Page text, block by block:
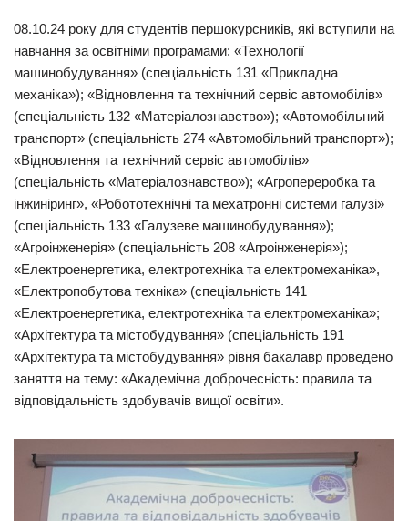
08.10.24 року для студентів першокурсників, які вступили на
навчання за освітніми програмами: «Технології
машинобудування» (спеціальність 131 «Прикладна
механіка»); «Відновлення та технічний сервіс автомобілів»
(спеціальність 132 «Матеріалознавство»); «Автомобільний
транспорт» (спеціальність 274 «Автомобільний транспорт»);
«Відновлення та технічний сервіс автомобілів»
(спеціальність «Матеріалознавство»); «Агропереробка та
інжиніринг», «Робототехнічні та мехатронні системи галузі»
(спеціальність 133 «Галузеве машинобудування»);
«Агроінженерія» (спеціальність 208 «Агроінженерія»);
«Електроенергетика, електротехніка та електромеханіка»,
«Електропобутова техніка» (спеціальність 141
«Електроенергетика, електротехніка та електромеханіка»;
«Архітектура та містобудування» (спеціальність 191
«Архітектура та містобудування» рівня бакалавр проведено
заняття на тему: «Академічна доброчесність: правила та
відповідальність здобувачів вищої освіти».